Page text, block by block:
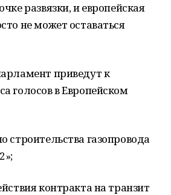
развязки, и европейская
не может оставаться
приведут к
голосов в Европейском
строительства газопровода
контракта на транзит